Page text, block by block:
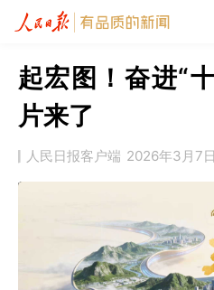
起宏图！奋进“
片来了
人民日报客户端 2026年3月7